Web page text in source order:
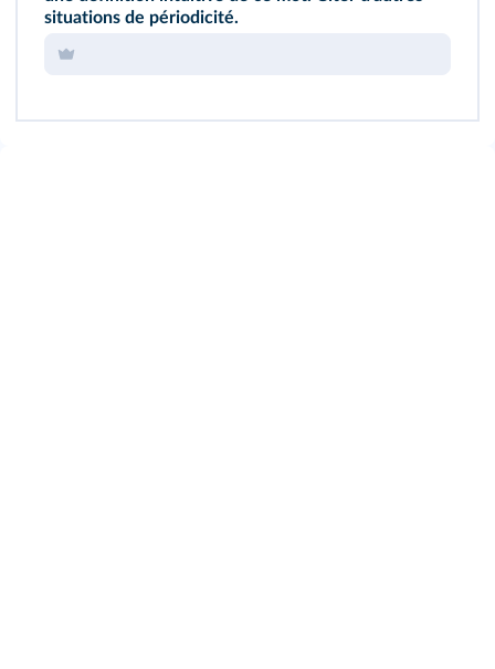
situations de périodicité.